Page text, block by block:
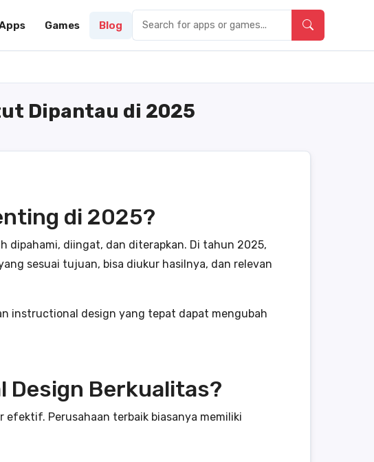
Games Blog
Dipantau di 2025
di 2025?
dipahami, diingat, dan diterapkan. Di tahun 2025,
sesuai tujuan, bisa diukur hasilnya, dan relevan
instructional design yang tepat dapat mengubah
Design Berkualitas?
efektif. Perusahaan terbaik biasanya memiliki